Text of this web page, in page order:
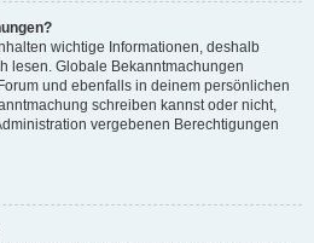
wichtige Informationen, deshalb
lesen. Globale Bekanntmachungen
und ebenfalls in deinem persönlichen
schreiben kannst oder nicht,
vergebenen Berechtigungen